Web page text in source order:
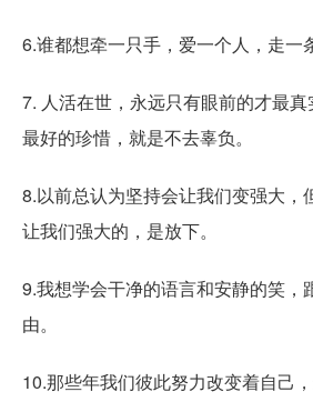
6.谁都想牵一只手，爱一个人，走一
7. 人活在世，永远只有眼前的才最
最好的珍惜，就是不去辜负。
8.以前总认为坚持会让我们变强大，
让我们强大的，是放下。
9.我想学会干净的语言和安静的笑，
由。
10.那些年我们彼此努力改变着自己